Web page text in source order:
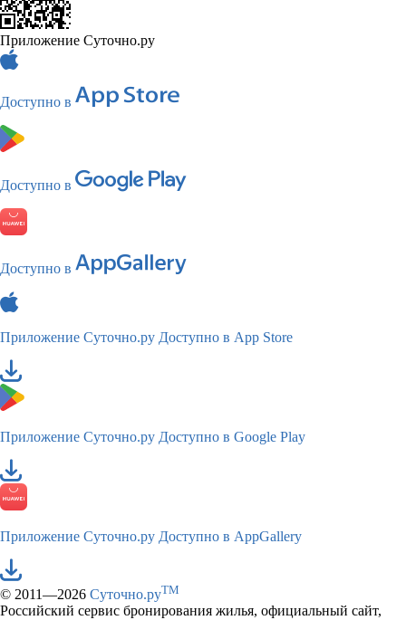
Приложение Суточно.ру
Доступно в
Доступно в
Доступно в
Приложение Суточно.ру Доступно в App Store
Приложение Суточно.ру Доступно в Google Play
Приложение Суточно.ру Доступно в AppGallery
© 2011—2026 Суточно.руTM
Российский сервис бронирования жилья, официальный сайт,